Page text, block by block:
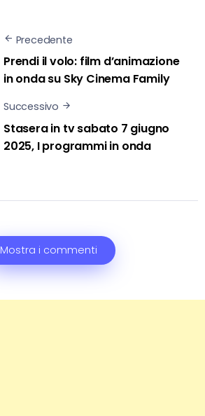
Precedente
Prendi il volo: film d’animazione
in onda su Sky Cinema Family
Successivo
Stasera in tv sabato 7 giugno
2025, I programmi in onda
Mostra i commenti